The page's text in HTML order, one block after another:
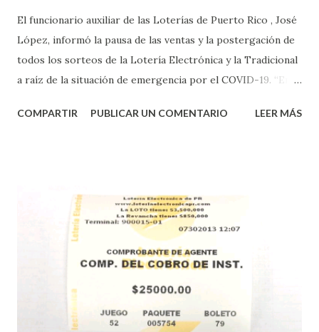
El funcionario auxiliar de las Loterías de Puerto Rico , José
López, informó la pausa de las ventas y la postergación de
todos los sorteos de la Lotería Electrónica y la Tradicional
a raíz de la situación de emergencia por el COVID-19. “En
proteger la salud de nuestros empleados, vendedores y
instantáneos”, indicó López. Sobre el sorteo de Powerball,
López explicó que el mismo se continuará realizando en los
Estados Unidos y los jugadores podrán conocer los
números ganadores del mismo a través de la página
aquellos con jugadas anticipadas de los sorteos locales (
Loto, Revancha, Pega 2, Pega 3 Pega 4 ) se les informará
COMPARTIR PUBLICAR UN COMENTARIO LEER MÁS